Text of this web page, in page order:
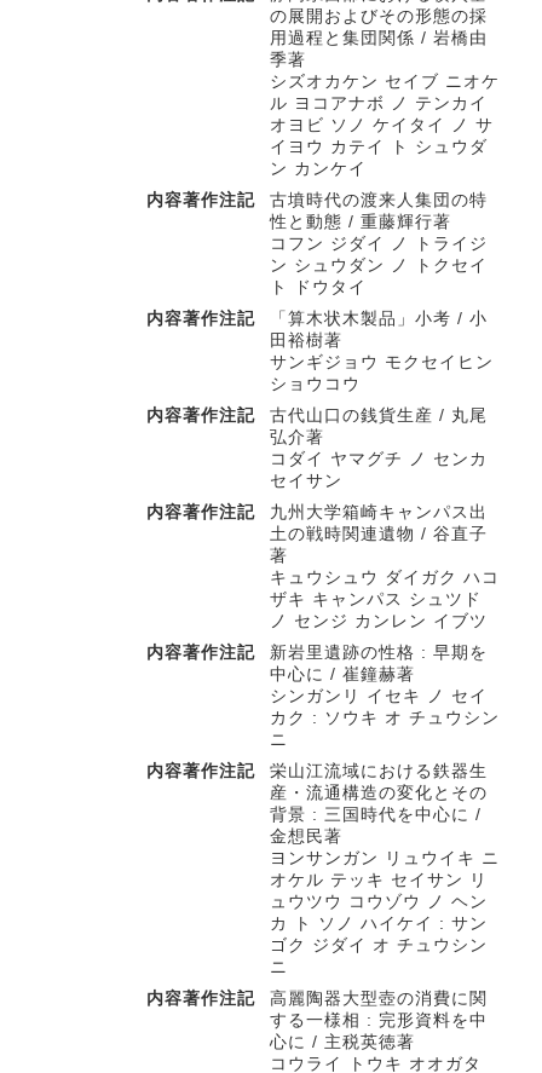
の展開およびその形態の採
用過程と集団関係 / 岩橋由
季著
シズオカケン セイブ ニオケ
ル ヨコアナボ ノ テンカイ
オヨビ ソノ ケイタイ ノ サ
イヨウ カテイ ト シュウダ
ン カンケイ
内容著作注記
古墳時代の渡来人集団の特
性と動態 / 重藤輝行著
コフン ジダイ ノ トライジ
ン シュウダン ノ トクセイ
ト ドウタイ
内容著作注記
「算木状木製品」小考 / 小
田裕樹著
サンギジョウ モクセイヒン
ショウコウ
内容著作注記
古代山口の銭貨生産 / 丸尾
弘介著
コダイ ヤマグチ ノ センカ
セイサン
内容著作注記
九州大学箱崎キャンパス出
土の戦時関連遺物 / 谷直子
著
キュウシュウ ダイガク ハコ
ザキ キャンパス シュツド
ノ センジ カンレン イブツ
内容著作注記
新岩里遺跡の性格 : 早期を
中心に / 崔鐘赫著
シンガンリ イセキ ノ セイ
カク : ソウキ オ チュウシン
ニ
内容著作注記
栄山江流域における鉄器生
産・流通構造の変化とその
背景 : 三国時代を中心に /
金想民著
ヨンサンガン リュウイキ ニ
オケル テッキ セイサン リ
ュウツウ コウゾウ ノ ヘン
カ ト ソノ ハイケイ : サン
ゴク ジダイ オ チュウシン
ニ
内容著作注記
高麗陶器大型壺の消費に関
する一様相 : 完形資料を中
心に / 主税英徳著
コウライ トウキ オオガタ